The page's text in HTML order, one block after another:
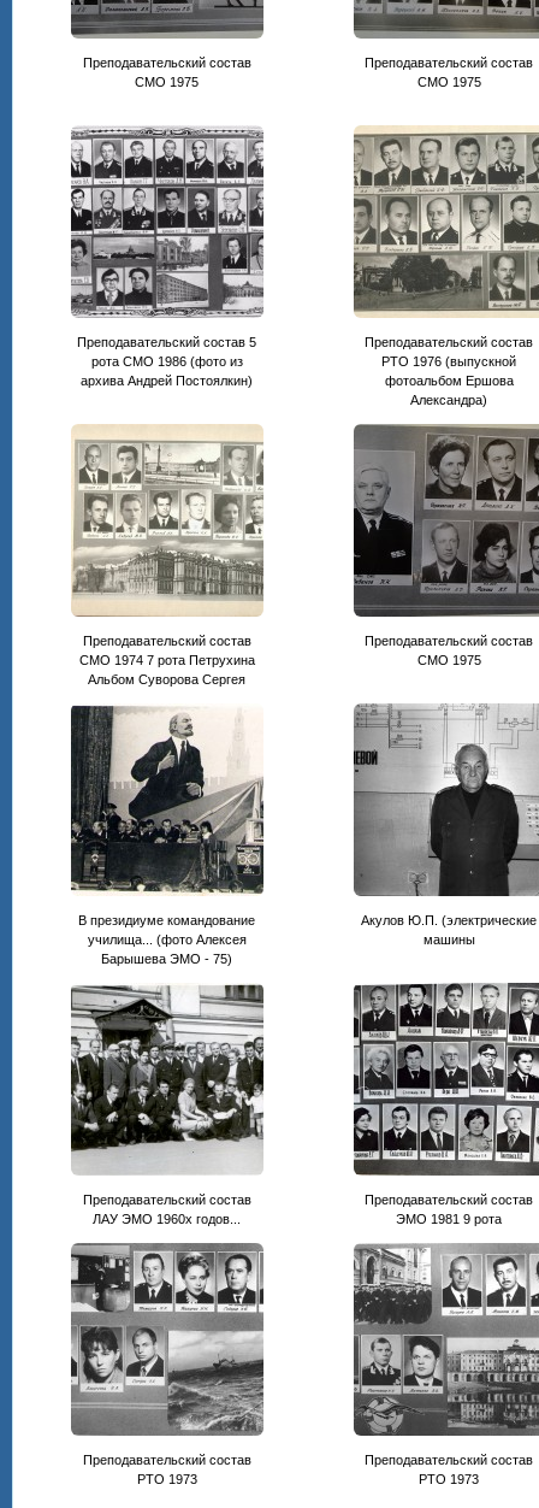
Преподавательский состав
CМО 1975
Преподавательский состав
СМО 1975
Преподавательский состав 5
рота СМО 1986 (фото из
архива Андрей Постоялкин)
Преподавательский состав
РТО 1976 (выпускной
фотоальбом Ершова
Александра)
Преподавательский состав
СМО 1974 7 рота Петрухина
Альбом Суворова Сергея
Преподавательский состав
CМО 1975
В президиуме командование
училища... (фото Алексея
Барышева ЭМО - 75)
Акулов Ю.П. (электрические
машины
Преподавательский состав
ЛАУ ЭМО 1960х годов...
Преподавательский состав
ЭМО 1981 9 рота
Преподавательский состав
РТО 1973
Преподавательский состав
РТО 1973